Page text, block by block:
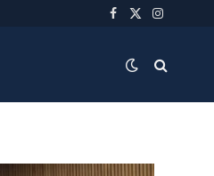
Facebook
X